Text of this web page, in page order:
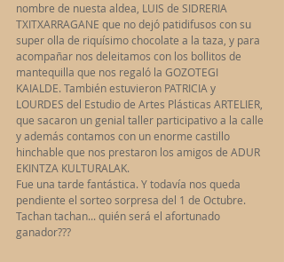
nombre de nuesta aldea, LUIS de SIDRERIA
TXITXARRAGANE que no dejó patidifusos con su
super olla de riquísimo chocolate a la taza, y para
acompañar nos deleitamos con los bollitos de
mantequilla que nos regaló la GOZOTEGI
KAIALDE. También estuvieron PATRICIA y
LOURDES del Estudio de Artes Plásticas ARTELIER,
que sacaron un genial taller participativo a la calle
y además contamos con un enorme castillo
hinchable que nos prestaron los amigos de ADUR
EKINTZA KULTURALAK.
Fue una tarde fantástica. Y todavía nos queda
pendiente el sorteo sorpresa del 1 de Octubre.
Tachan tachan... quién será el afortunado
ganador???